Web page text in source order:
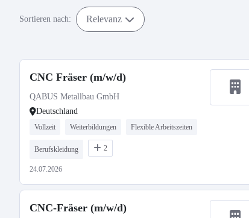
Sortieren nach: Relevanz
CNC Fräser (m/w/d)
QABUS Metallbau GmbH
Deutschland
Vollzeit Weiterbildungen Flexible Arbeitszeiten
Berufskleidung 2
24.07.2026
CNC-Fräser (m/w/d)